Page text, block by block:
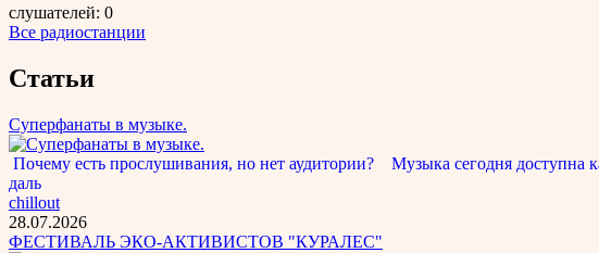
слушателей: 0
Все радиостанции
Статьи
Суперфанаты в музыке.
Почему есть прослушивания, но нет аудитории? Музыка сегодня
даль
chillout
28.07.2026
ФЕСТИВАЛЬ ЭКО-АКТИВИСТОВ "КУРАЛЕС"